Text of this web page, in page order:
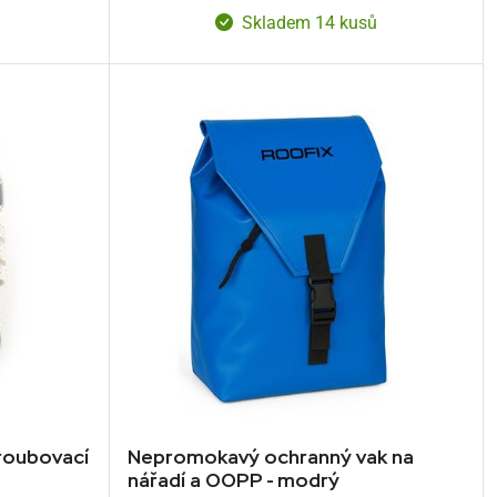
Skladem 14 kusů
Nepromokavý ochranný vak na
nářadí a OOPP - modrý